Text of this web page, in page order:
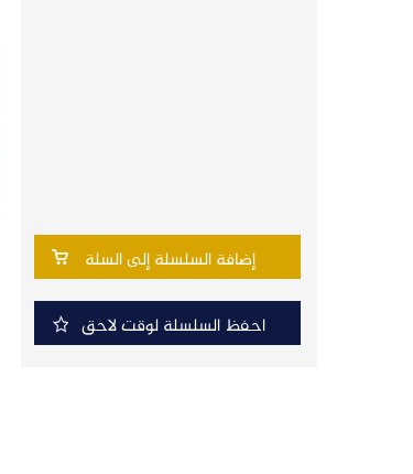
إضافة السلسلة إلى السلة
احفظ السلسلة لوقت لاحق